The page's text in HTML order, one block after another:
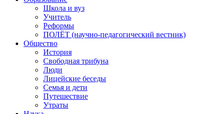
Школа и вуз
Учитель
Реформы
ПОЛЁТ (научно-педагогический вестник)
Общество
История
Свободная трибуна
Люди
Лицейские беседы
Семья и дети
Путешествие
Утраты